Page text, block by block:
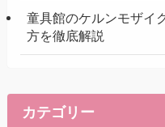
童具館のケルンモザイ
方を徹底解説
カテゴリー